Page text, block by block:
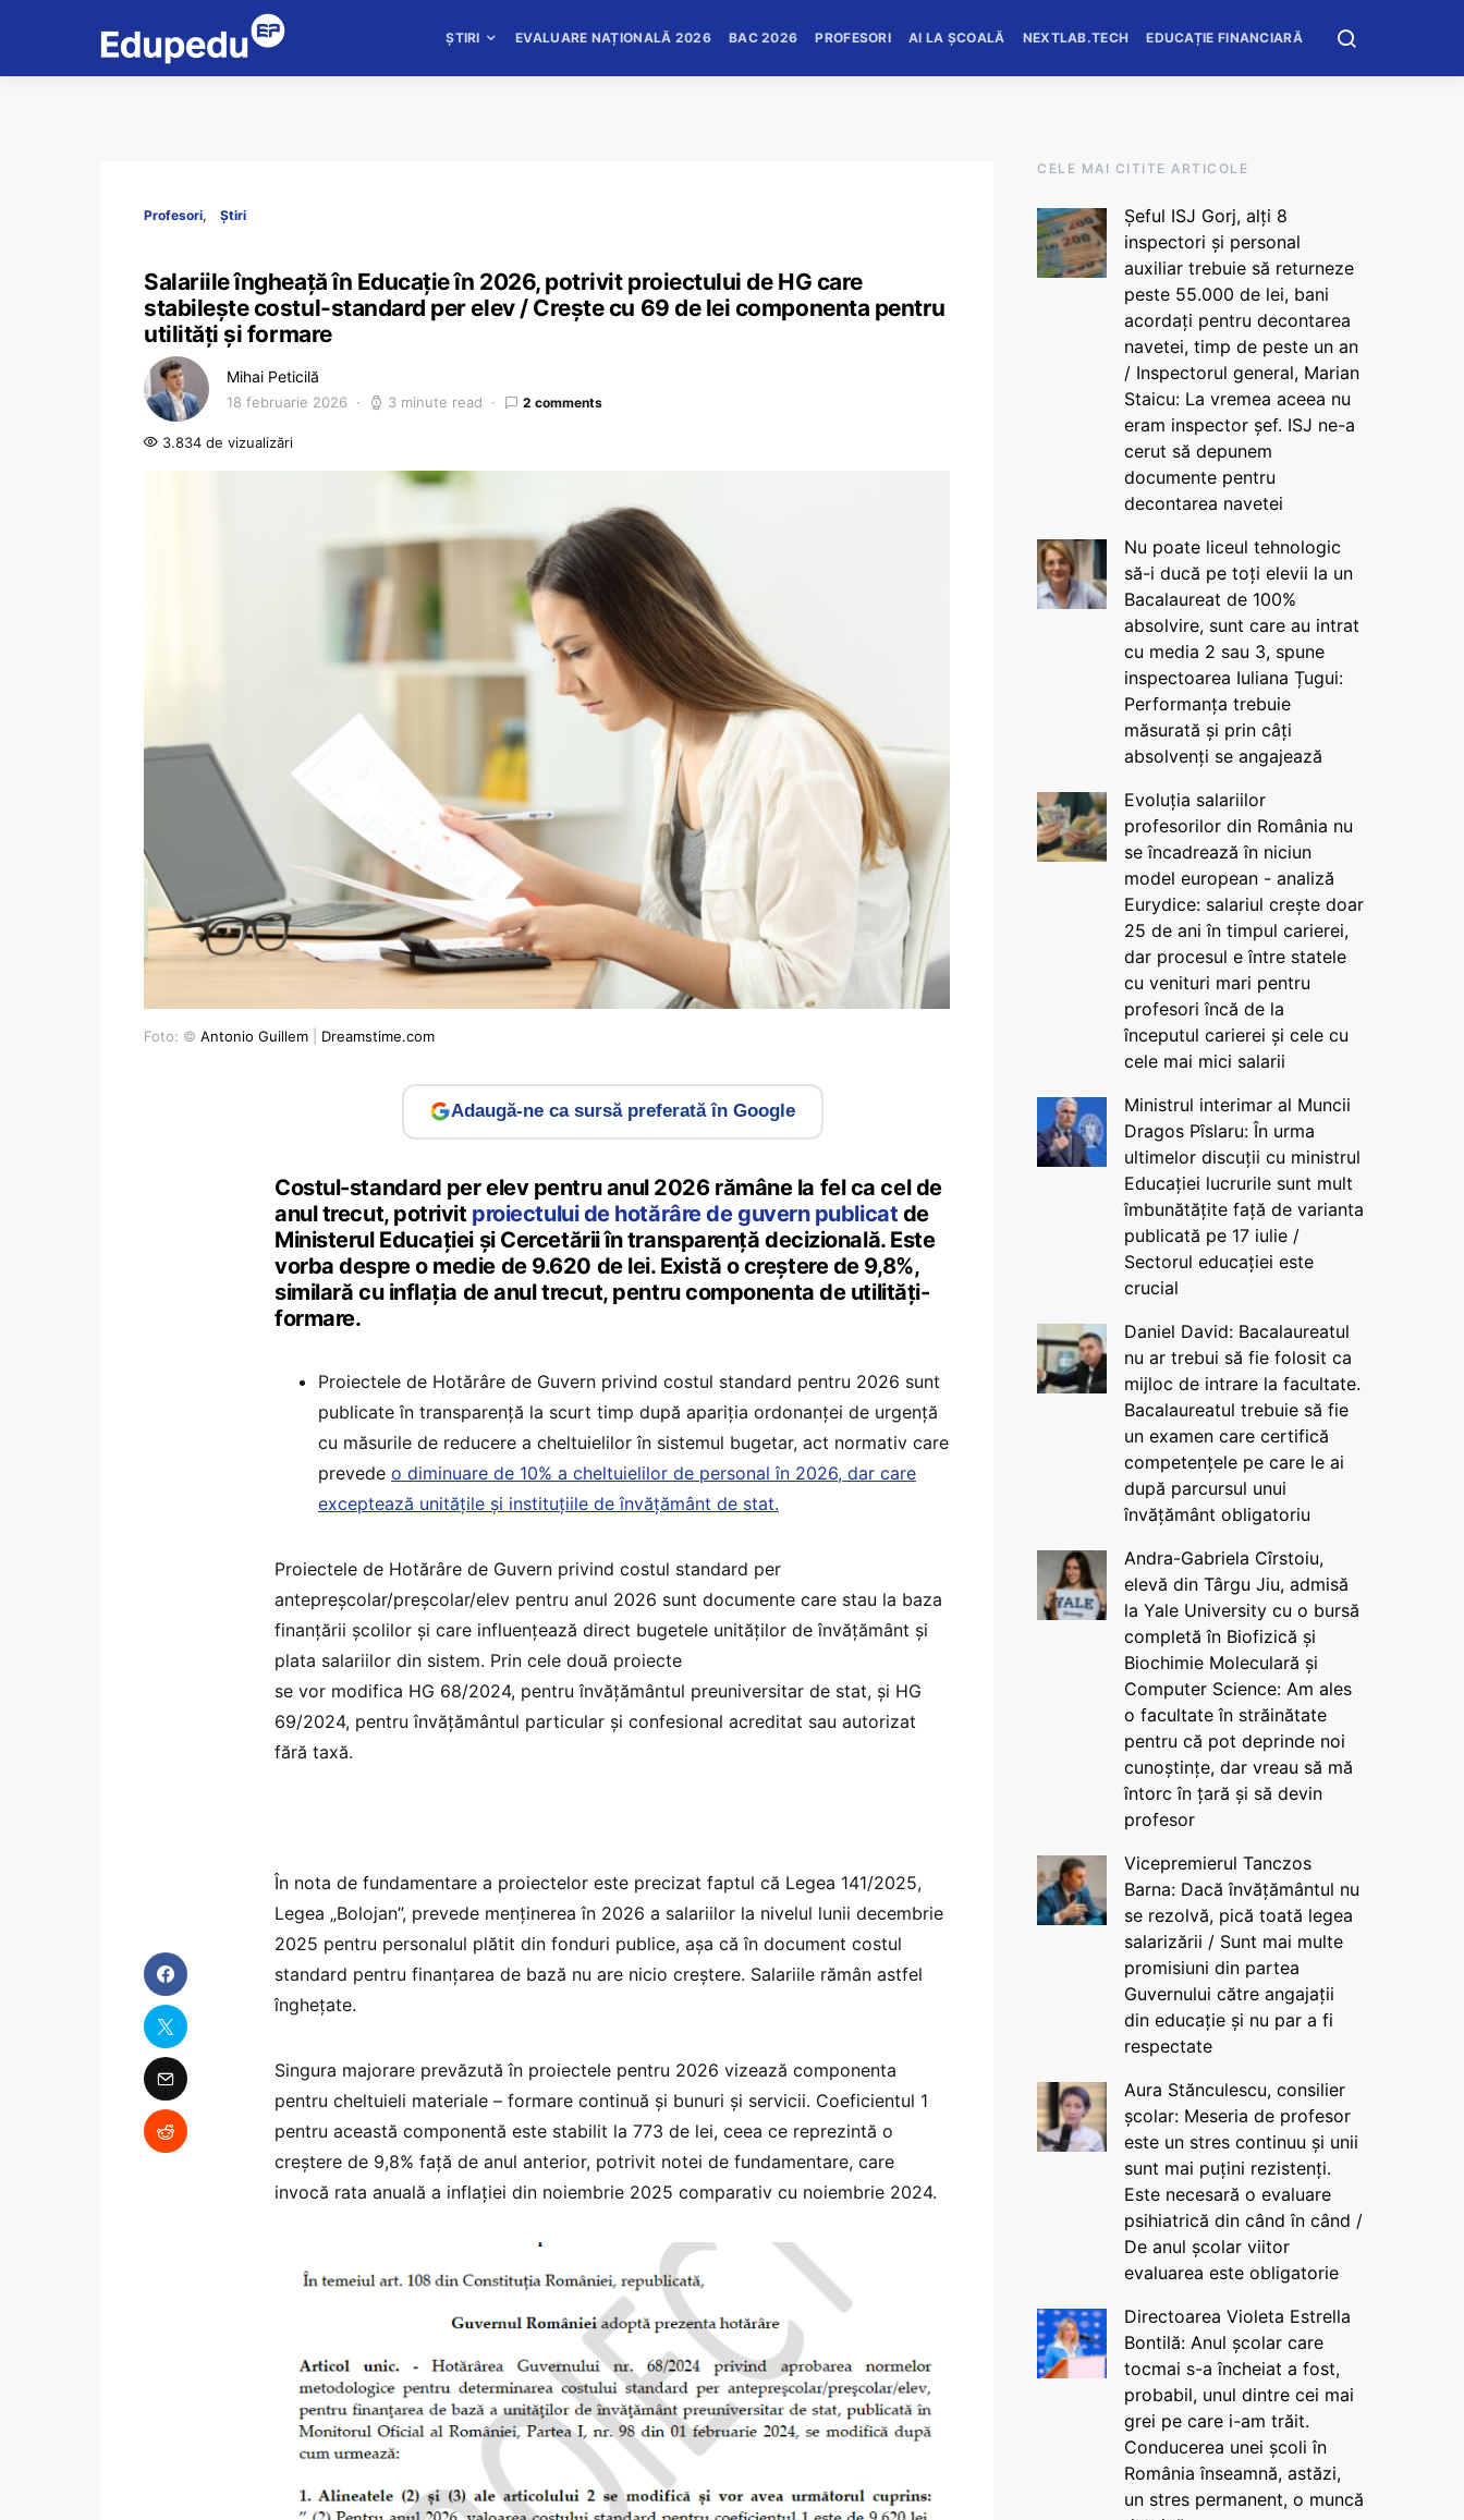
ȘTIRI EVALUARE NAȚIONALĂ 2026 BAC 2026 PROFESORI AI LA ȘCOALĂ NEXTLAB.TECH EDUCAȚIE FINANCIARĂ
Profesori Știri
Salariile îngheață în Educație în 2026, potrivit proiectului de HG care
stabilește costul-standard per elev / Crește cu 69 de lei componenta pentru
utilități și formare
Mihai Peticilă
18 februarie 2026 3 minute read 2 comments
3.834 de vizualizări
Foto: © Antonio Guillem Dreamstime.com
Adaugă-ne ca sursă preferată în Google
Costul-standard per elev pentru anul 2026 rămâne la fel ca cel de
anul trecut, potrivit proiectului de hotărâre de guvern publicat de
Ministerul Educației și Cercetării în transparență decizională. Este
vorba despre o medie de 9.620 de lei. Există o creștere de 9,8%,
similară cu inflația de anul trecut, pentru componenta de utilități-
formare.
Proiectele de Hotărâre de Guvern privind costul standard pentru 2026 sunt
publicate în transparență la scurt timp după apariția ordonanței de urgență
cu măsurile de reducere a cheltuielilor în sistemul bugetar, act normativ care
prevede o diminuare de 10% a cheltuielilor de personal în 2026, dar care
exceptează unitățile și instituțiile de învățământ de stat.
Proiectele de Hotărâre de Guvern privind costul standard per
antepreșcolar/preșcolar/elev pentru anul 2026 sunt documente care stau la baza
finanțării școlilor și care influențează direct bugetele unităților de învățământ și
plata salariilor din sistem. Prin cele două proiecte
se vor modifica HG 68/2024, pentru învățământul preuniversitar de stat, și HG
69/2024, pentru învățământul particular și confesional acreditat sau autorizat
fără taxă.
În nota de fundamentare a proiectelor este precizat faptul că Legea 141/2025,
Legea „Bolojan”, prevede menținerea în 2026 a salariilor la nivelul lunii decembrie
2025 pentru personalul plătit din fonduri publice, așa că în document costul
standard pentru finanțarea de bază nu are nicio creștere. Salariile rămân astfel
înghețate.
Singura majorare prevăzută în proiectele pentru 2026 vizează componenta
pentru cheltuieli materiale – formare continuă și bunuri și servicii. Coeficientul 1
pentru această componentă este stabilit la 773 de lei, ceea ce reprezintă o
creștere de 9,8% față de anul anterior, potrivit notei de fundamentare, care
invocă rata anuală a inflației din noiembrie 2025 comparativ cu noiembrie 2024.
CELE MAI CITITE ARTICOLE
Șeful ISJ Gorj, alți 8
inspectori și personal
auxiliar trebuie să returneze
peste 55.000 de lei, bani
acordați pentru decontarea
navetei, timp de peste un an
/ Inspectorul general, Marian
Staicu: La vremea aceea nu
eram inspector șef. ISJ ne-a
cerut să depunem
documente pentru
decontarea navetei
Nu poate liceul tehnologic
să-i ducă pe toți elevii la un
Bacalaureat de 100%
absolvire, sunt care au intrat
cu media 2 sau 3, spune
inspectoarea Iuliana Țugui:
Performanța trebuie
măsurată și prin câți
absolvenți se angajează
Evoluția salariilor
profesorilor din România nu
se încadrează în niciun
model european - analiză
Eurydice: salariul crește doar
25 de ani în timpul carierei,
dar procesul e între statele
cu venituri mari pentru
profesori încă de la
începutul carierei și cele cu
cele mai mici salarii
Ministrul interimar al Muncii
Dragos Pîslaru: În urma
ultimelor discuții cu ministrul
Educației lucrurile sunt mult
îmbunătățite față de varianta
publicată pe 17 iulie /
Sectorul educației este
crucial
Daniel David: Bacalaureatul
nu ar trebui să fie folosit ca
mijloc de intrare la facultate.
Bacalaureatul trebuie să fie
un examen care certifică
competențele pe care le ai
după parcursul unui
învățământ obligatoriu
Andra-Gabriela Cîrstoiu,
elevă din Târgu Jiu, admisă
la Yale University cu o bursă
completă în Biofizică și
Biochimie Moleculară și
Computer Science: Am ales
o facultate în străinătate
pentru că pot deprinde noi
cunoștințe, dar vreau să mă
întorc în țară și să devin
profesor
Vicepremierul Tanczos
Barna: Dacă învățământul nu
se rezolvă, pică toată legea
salarizării / Sunt mai multe
promisiuni din partea
Guvernului către angajații
din educație și nu par a fi
respectate
Aura Stănculescu, consilier
școlar: Meseria de profesor
este un stres continuu și unii
sunt mai puțini rezistenți.
Este necesară o evaluare
psihiatrică din când în când /
De anul școlar viitor
evaluarea este obligatorie
Directoarea Violeta Estrella
Bontilă: Anul școlar care
tocmai s-a încheiat a fost,
probabil, unul dintre cei mai
grei pe care i-am trăit.
Conducerea unei școli în
România înseamnă, astăzi,
un stres permanent, o muncă